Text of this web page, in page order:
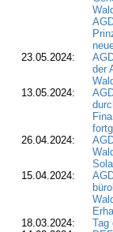
23.05.2024:
der
13.05.2024:
26.04.2024:
15.04.2024:
18.03.2024:
Tag